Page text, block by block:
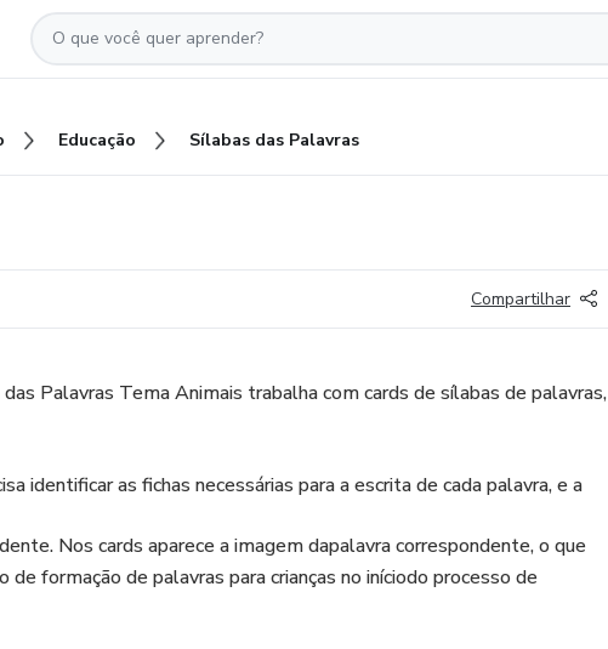
Educação Sílabas das Palavras
Compartilhar
Palavras Tema Animais trabalha com cards de sílabas de palavras,
identificar as fichas necessárias para a escrita de cada palavra, e a
Nos cards aparece a imagem dapalavra correspondente, o que
de formação de palavras para crianças no iníciodo processo de